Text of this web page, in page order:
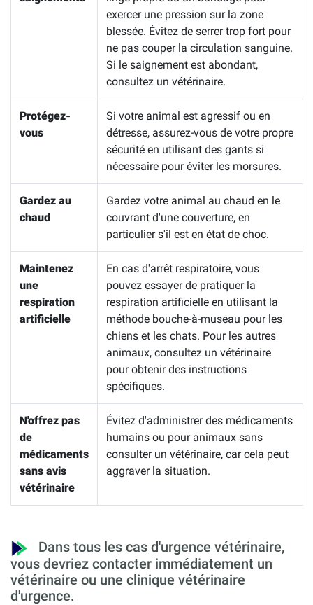
exercer une pression sur la zone
blessée. Évitez de serrer trop fort pour
ne pas couper la circulation sanguine.
Si le saignement est abondant,
consultez un vétérinaire.
Protégez-
vous
Si votre animal est agressif ou en
détresse, assurez-vous de votre propre
sécurité en utilisant des gants si
nécessaire pour éviter les morsures.
Gardez au
chaud
Gardez votre animal au chaud en le
couvrant d'une couverture, en
particulier s'il est en état de choc.
Maintenez
une
respiration
artificielle
En cas d'arrêt respiratoire, vous
pouvez essayer de pratiquer la
respiration artificielle en utilisant la
méthode bouche-à-museau pour les
chiens et les chats. Pour les autres
animaux, consultez un vétérinaire
pour obtenir des instructions
spécifiques.
N'offrez pas
de
médicaments
sans avis
vétérinaire
Évitez d'administrer des médicaments
humains ou pour animaux sans
consulter un vétérinaire, car cela peut
aggraver la situation.
Dans tous les cas d'urgence vétérinaire,
vous devriez contacter immédiatement un
vétérinaire ou une clinique vétérinaire
d'urgence.